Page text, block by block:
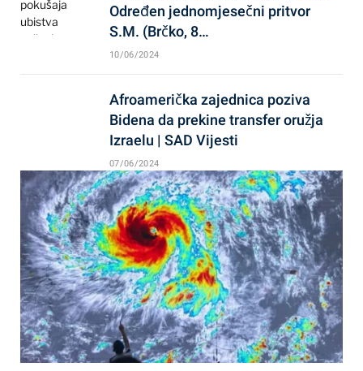
Određen jednomjesečni pritvor
S.M. (Brčko, 8…
10/06/2024
Afroamerička zajednica poziva
Bidena da prekine transfer oružja
Izraelu | SAD Vijesti
07/06/2024